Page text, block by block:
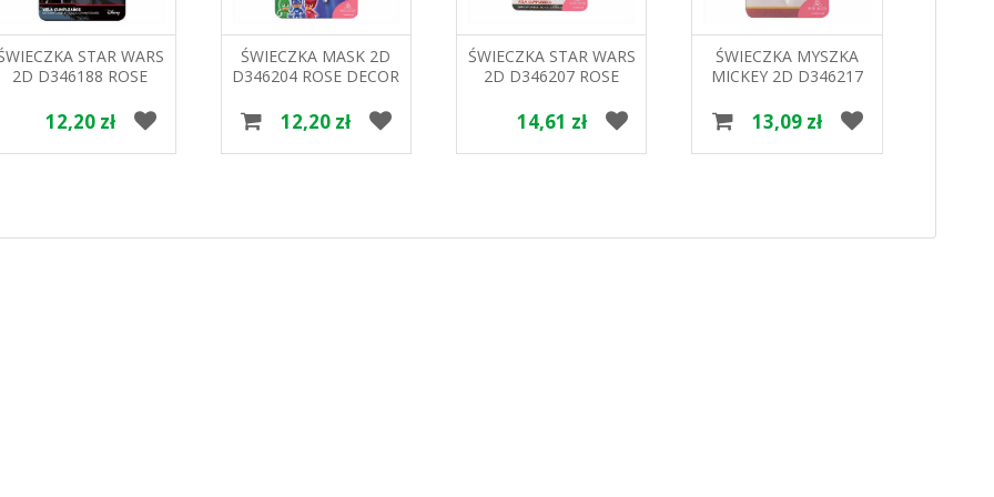
STAR WARS
2D D346188 ROSE
12,20 zł
ŚWIECZKA MASK 2D
D346204 ROSE DECOR
12,20 zł
ŚWIECZKA STAR WARS
2D D346207 ROSE
14,61 zł
ŚWIECZKA MYSZKA
MICKEY 2D D346217
13,09 zł